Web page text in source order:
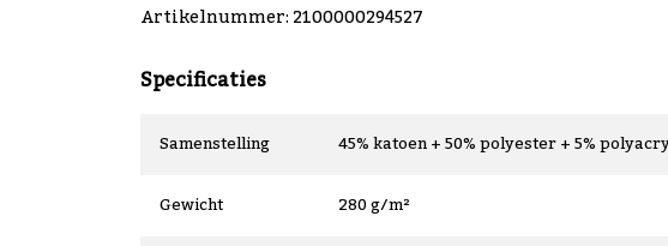
Artikelnummer: 2100000294527
Specificaties
Samenstelling
45% katoen + 50% polyester + 5%
Gewicht
280 g/m²